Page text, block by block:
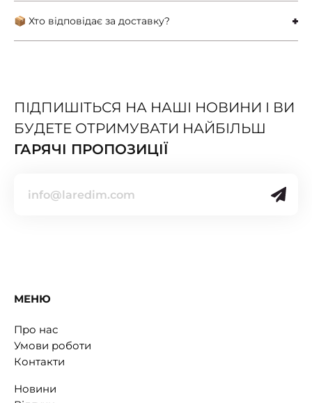
📦 Хто відповідає за доставку?
ПІДПИШІТЬСЯ НА НАШІ НОВИНИ І ВИ
БУДЕТЕ ОТРИМУВАТИ НАЙБІЛЬШ
ГАРЯЧІ ПРОПОЗИЦІЇ
МЕНЮ
Про нас
Умови роботи
Контакти
Новини